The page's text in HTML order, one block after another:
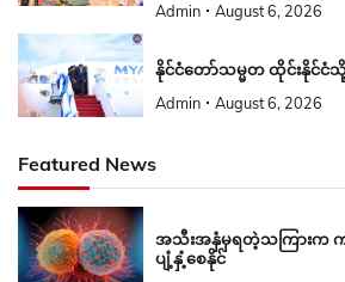
Admin August 6, 2026
နိုင်ငံတော်သမ္မတ ထိုင်းနိုင်ငံ
Admin August 6, 2026
Featured News
အသီးအနှံမှရတဲ့သကြားက
ပျံ့နှံ့စေနိုင်